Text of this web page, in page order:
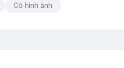
Có hình ảnh